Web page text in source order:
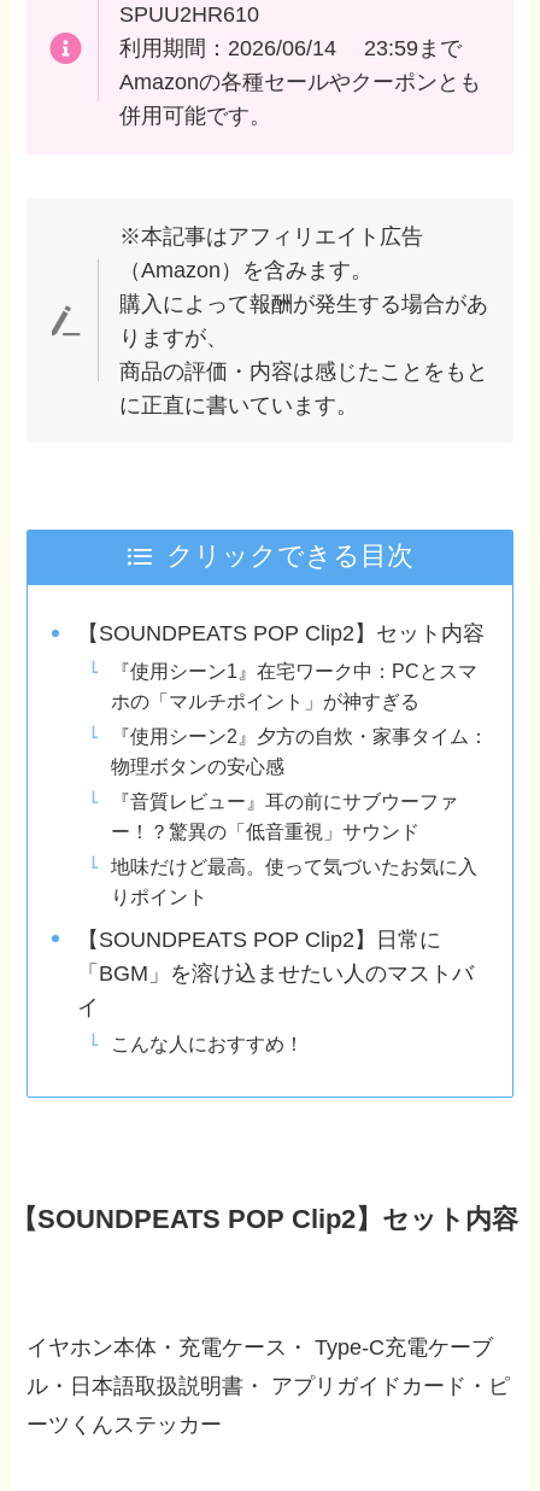
SPUU2HR610
利用期間：2026/06/14 23:59まで
Amazonの各種セールやクーポンとも
併用可能です。
※本記事はアフィリエイト広告
（Amazon）を含みます。
購入によって報酬が発生する場合があ
りますが、
商品の評価・内容は感じたことをもと
に正直に書いています。
クリックできる目次
【SOUNDPEATS POP Clip2】セット内容
『使用シーン1』在宅ワーク中：PCとスマ
ホの「マルチポイント」が神すぎる
『使用シーン2』夕方の自炊・家事タイム：
物理ボタンの安心感
『音質レビュー』耳の前にサブウーファ
ー！？驚異の「低音重視」サウンド
地味だけど最高。使って気づいたお気に入
りポイント
【SOUNDPEATS POP Clip2】日常に
「BGM」を溶け込ませたい人のマストバ
イ
こんな人におすすめ！
【SOUNDPEATS POP Clip2】セット内容
イヤホン本体・充電ケース・ Type-C充電ケーブ
ル・日本語取扱説明書・ アプリガイドカード・ピ
ーツくんステッカー